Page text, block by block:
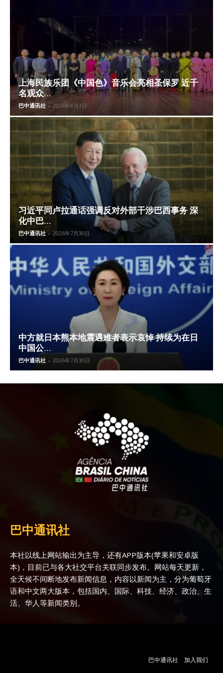
上海民族乐团《中国色》音乐会亮相圣保罗 近千
名观众...
巴中通讯社 - 2026年8月1日
习近平同卢拉通话强调反对外部干涉巴西事务 深
化中巴...
巴中通讯社 - 2026年7月30日
中方就日本熊本地震遇难者表示哀悼 持续为在日
中国公...
巴中通讯社 - 2026年7月30日
巴中通讯社
本社以线上网站输出为主导，还有APP版本(苹果和安卓版
本)，目前已与各大社交平台关联同步发布。网站每天更新，
全天候不间断地发布新闻信息，内容以新闻为主，分为葡萄牙
语和中文两大版本，包括国内、国际、科技、经济、政治、生
活、华人等新闻类别。
巴中通讯社 加入我们